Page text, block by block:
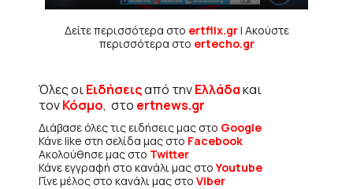
Δείτε περισσότερα στο ertflix.gr| Ακούστε
περισσότερα στο ertecho.gr
Όλες οιΕιδήσειςαπό τηνΕλλάδακαι
τονΚόσμο, στο ertnews.gr
Διάβασε όλες τις ειδήσεις μας στο Google
Κάνε like στη σελίδα μας στο Facebook
Ακολούθησε μας στο Twitter
Κάνε εγγραφή στο κανάλι μας στοYoutube
Γίνε μέλος στο κανάλι μας στο Viber